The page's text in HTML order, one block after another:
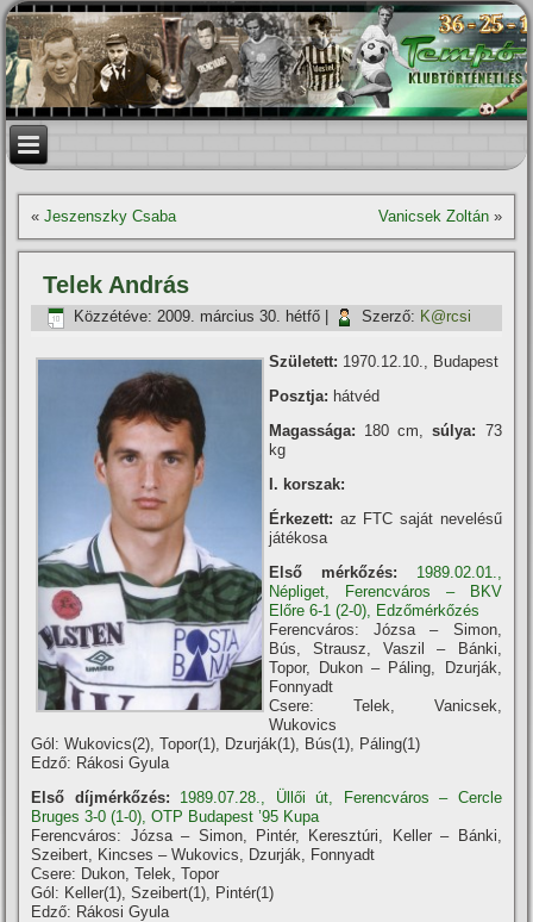
«Jeszenszky Csaba Vanicsek Zoltán»
Telek András
Közzétéve: 2009. március 30. hétfő Szerző: K@rcsi
Született: 1970.12.10., Budapest
Posztja: hátvéd
Magassága: 180 cm,súlya: 73
kg
I. korszak:
Érkezett: az FTC saját nevelésű
játékosa
Első mérkőzés:
1989.02.01.,
Népliget, Ferencváros – BKV
Előre 6-1 (2-0), Edzőmérkőzés
Ferencváros: Józsa – Simon,
Bús, Strausz, Vaszil – Bánki,
Topor, Dukon – Páling, Dzurják,
Fonnyadt
Csere: Telek, Vanicsek,
Wukovics
Gól: Wukovics(2), Topor(1), Dzurják(1), Bús(1), Páling(1)
Edző: Rákosi Gyula
Első díjmérkőzés:
1989.07.28., Üllői út, Ferencváros – Cercle
Bruges 3-0 (1-0), OTP Budapest ’95 Kupa
Ferencváros: Józsa – Simon, Pintér, Keresztúri, Keller – Bánki,
Szeibert, Kincses – Wukovics, Dzurják, Fonnyadt
Csere: Dukon, Telek, Topor
Gól: Keller(1), Szeibert(1), Pintér(1)
Edző: Rákosi Gyula